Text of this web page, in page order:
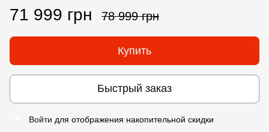
71 999 грн 78 999 грн
Купить
Быстрый заказ
Войти для отображения накопительной скидки